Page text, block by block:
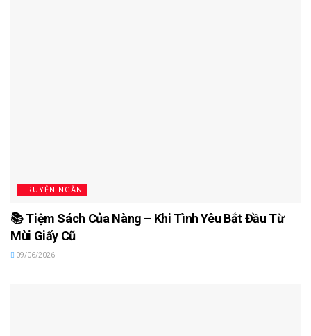
TRUYỆN NGẮN
📚 Tiệm Sách Của Nàng – Khi Tình Yêu Bắt Đầu Từ
Mùi Giấy Cũ
09/06/2026